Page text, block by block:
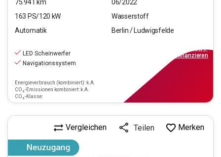
75.941 km
06/2022
163 PS/120 kW
Wasserstoff
Automatik
Berlin / Ludwigsfelde
LED Scheinwerfer
Navigationssystem
Energieverbrauch (kombiniert): k.A.
CO₂-Emissionen kombiniert: k.A.
CO₂-Klasse:
inkl.MwSt.
finanzieren
Vergleichen Teilen Merken